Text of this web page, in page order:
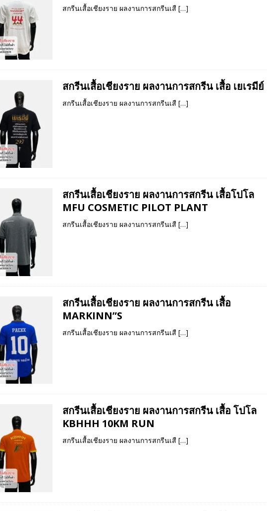
สกรีนเสื้อเชียงราย ผลงานการสกรีนเสื […]
สกรีนเสื้อเชียงราย ผลงานการสกรีน เสื้อ เยเรมีย์
สกรีนเสื้อเชียงราย ผลงานการสกรีนเสื […]
สกรีนเสื้อเชียงราย ผลงานการสกรีน เสื้อโปโล
MFU COSMETIC PILOT PLANT
สกรีนเสื้อเชียงราย ผลงานการสกรีนเสื […]
สกรีนเสื้อเชียงราย ผลงานการสกรีน เสื้อ
MARKINN”S
สกรีนเสื้อเชียงราย ผลงานการสกรีนเสื […]
สกรีนเสื้อเชียงราย ผลงานการสกรีน เสื้อ โปโล
KBHHH 10KM RUN
สกรีนเสื้อเชียงราย ผลงานการสกรีนเสื […]